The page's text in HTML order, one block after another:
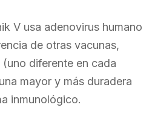
V usa adenovirus humano
de otras vacunas,
diferente en cada
mayor y más duradera
inmunológico.